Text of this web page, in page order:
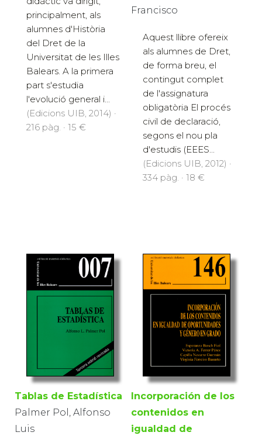
principalment, als
alumnes d'Història
del Dret de la
Universitat de les Illes
Balears. A la primera
part s'estudia
l'evolució general i...
(Edicions UIB, 2014) ·
216 pàg. · 15 €
Francisco
Aquest llibre ofereix
als alumnes de Dret,
de forma breu, el
contingut complet
de l'assignatura
obligatòria El procés
civil de declaració,
segons el nou pla
d'estudis (EEES...
(Edicions UIB, 2012) ·
334 pàg. · 18 €
Tablas de Estadística
Palmer Pol, Alfonso
Luis
Incorporación de los
contenidos en
igualdad de